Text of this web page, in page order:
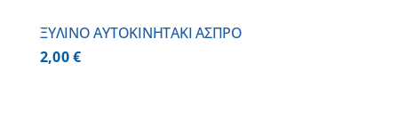
ΞΥΛΙΝΟ AYTOKINHTAKI ΑΣΠΡΟ
2,00€